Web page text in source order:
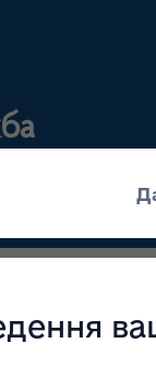
засобів, крові та
сертифікація